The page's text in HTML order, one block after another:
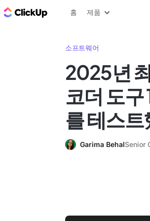
ClickUp 블로그
홈 제품
소프트웨어
2025년
코더 도
를 테스
Garima BehalSenior